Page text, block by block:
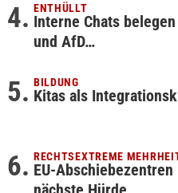
ENTHÜLLT
Interne Chats
und AfD…
BILDUNG
Kitas als
RECHTSEXTREME
EU-